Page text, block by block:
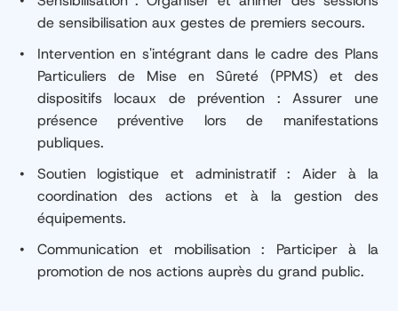
de sensibilisation aux gestes de premiers secours.
Intervention en s'intégrant dans le cadre des Plans
Particuliers de Mise en Sûreté (PPMS) et des
dispositifs locaux de prévention : Assurer une
présence préventive lors de manifestations
publiques.
Soutien logistique et administratif : Aider à la
coordination des actions et à la gestion des
équipements.
Communication et mobilisation : Participer à la
promotion de nos actions auprès du grand public.